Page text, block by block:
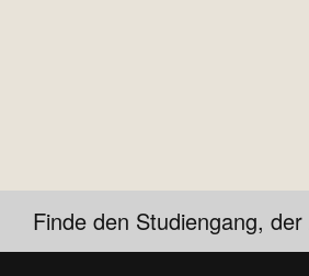
Finde den Studiengang,